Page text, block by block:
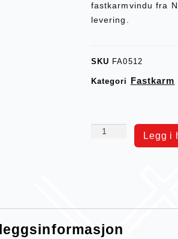
fastkarmvindu fra
levering.
SKU FA0512
Kategori Fastkarm
Legg i